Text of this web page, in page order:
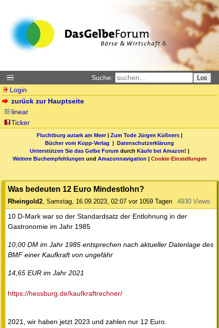
Suche: Los
Login
zurück zur Hauptseite
linear
Ticker
Fluchtburg autark am Meer| Zum Tode Jürgen Küßners |
Bücher vom Kopp-Verlag | Datenschutzerklärung
Unterstützen Sie das Gelbe Forum durch Käufe bei Amazon! |
Weitere Buchempfehlungen und Amazonnavigation | Cookie-Einstellungen
Was bedeuten 12 Euro Mindestlohn?
Rheingold2, Samstag, 16.09.2023, 02:07 vor 1059 Tagen 4930 Views
10 D-Mark war so der Standardsatz der Entlohnung in der
Gastronomie im Jahr 1985
10,00 DM im Jahr 1985 entsprechen nach aktueller Datenlage des
BMF einer Kaufkraft von ungefähr
14,65 EUR im Jahr 2021
https://hessburg.de/kaufkraftrechner/
2021, wir haben jetzt 2023 und zahlen nur 12 Euro.